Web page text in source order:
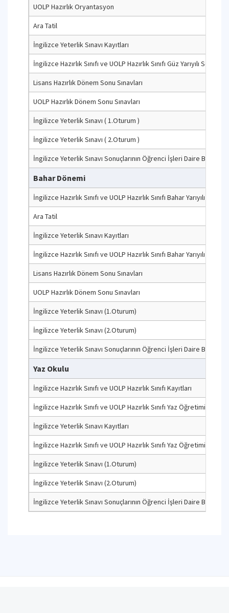
UOLP Hazırlık Oryantasyon
Ara Tatil
İngilizce Yeterlik Sınavı Kayıtları
İngilizce Hazırlık Sınıfı ve UOLP Hazırlık Sınıfı Güz Yarıyılı Sonu
Lisans Hazırlık Dönem Sonu Sınavları
UOLP Hazırlık Dönem Sonu Sınavları
İngilizce Yeterlik Sınavı ( 1.Oturum )
İngilizce Yeterlik Sınavı ( 2.Oturum )
İngilizce Yeterlik Sınavı Sonuçlarının Öğrenci İşleri Daire
Bahar Dönemi
İngilizce Hazırlık Sınıfı ve UOLP Hazırlık Sınıfı Bahar Yarıyılı
Ara Tatil
İngilizce Yeterlik Sınavı Kayıtları
İngilizce Hazırlık Sınıfı ve UOLP Hazırlık Sınıfı Bahar Yarıyılı Sonu
Lisans Hazırlık Dönem Sonu Sınavları
UOLP Hazırlık Dönem Sonu Sınavları
İngilizce Yeterlik Sınavı (1.Oturum)
İngilizce Yeterlik Sınavı (2.Oturum)
İngilizce Yeterlik Sınavı Sonuçlarının Öğrenci İşleri Daire
Yaz Okulu
İngilizce Hazırlık Sınıfı ve UOLP Hazırlık Sınıfı Kayıtları
İngilizce Hazırlık Sınıfı ve UOLP Hazırlık Sınıfı Yaz Öğretimi
İngilizce Yeterlik Sınavı Kayıtları
İngilizce Hazırlık Sınıfı ve UOLP Hazırlık Sınıfı Yaz Öğretimi Sonu
İngilizce Yeterlik Sınavı (1.Oturum)
İngilizce Yeterlik Sınavı (2.Oturum)
İngilizce Yeterlik Sınavı Sonuçlarının Öğrenci İşleri Daire